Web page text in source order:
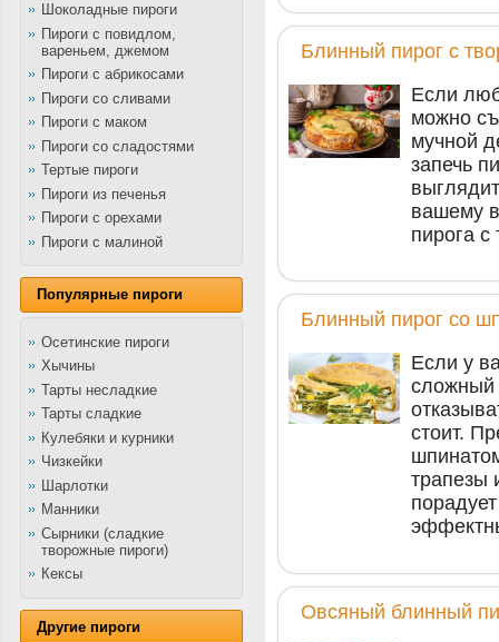
Шоколадные пироги
Пироги с повидлом,
вареньем, джемом
Пироги с абрикосами
Пироги со сливами
Пироги с маком
Пироги со сладостями
Тертые пироги
Пироги из печенья
Пироги с орехами
Пироги с малиной
Популярные пироги
Осетинские пироги
Хычины
Тарты несладкие
Тарты сладкие
Кулебяки и курники
Чизкейки
Шарлотки
Манники
Сырники (сладкие
творожные пироги)
Кексы
Другие пироги
Блинный пирог с
Если
можно
мучной
запечь
вашему
пирога с
Блинный пирог со
Если у
сложный
стоит.
трапезы
Овсяный блинный